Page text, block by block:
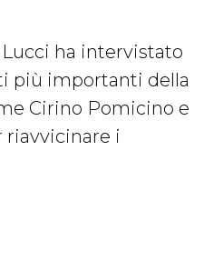
ha intervistato
più importanti della
Cirino Pomicino e
riavvicinare i